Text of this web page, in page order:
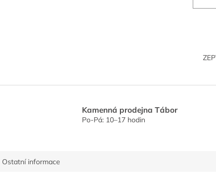
Kamenná prodejna Tábor
Po-Pá: 10–17 hodin
Ostatní informace